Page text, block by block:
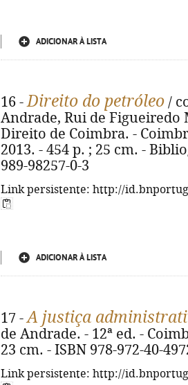
ADICIONAR À LISTA
16 -Direito do petróleo /
Andrade, Rui de Figueiredo
Direito de Coimbra. -
2013. - 454 p. ; 25 cm. -
989-98257-0-3
Link persistente: http://
ADICIONAR À LISTA
17 -A justiça
de Andrade. - 12ª ed. -
23 cm. - ISBN 978-972-40-
Link persistente: http://